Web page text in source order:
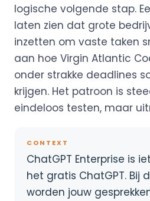
logische volgende stap.
laten zien dat grote
inzetten om vaste taken
aan hoe Virgin Atlantic
onder strakke deadlines
krijgen. Het patroon is
eindeloos testen, maar
CONTEXT
ChatGPT Enterprise is
het gratis ChatGPT. Bij
worden jouw